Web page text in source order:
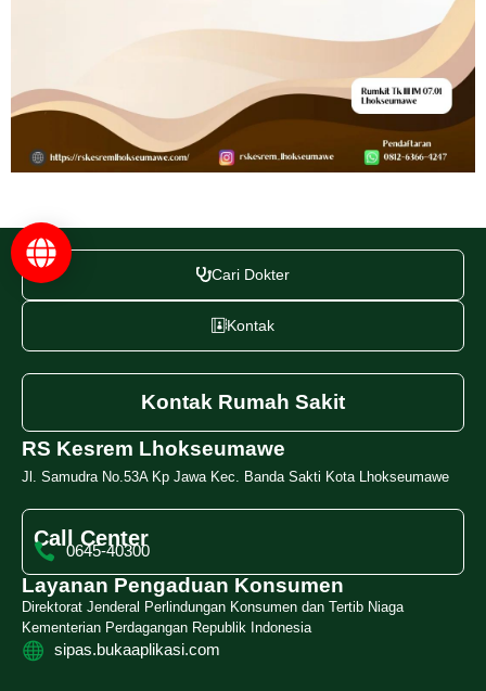
Cari Dokter
Kontak
Kontak Rumah Sakit
RS Kesrem Lhokseumawe
Jl. Samudra No.53A Kp Jawa Kec. Banda Sakti Kota Lhokseumawe
Call Center
0645-40300
Layanan Pengaduan Konsumen
Direktorat Jenderal Perlindungan Konsumen dan Tertib Niaga
Kementerian Perdagangan Republik Indonesia
sipas.bukaaplikasi.com